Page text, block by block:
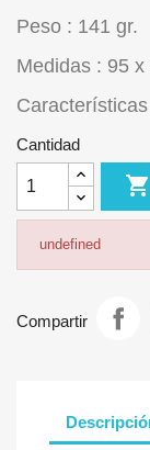
Peso : 141 gr.
Medidas : 95 x
Cantidad

undefined
Compartir